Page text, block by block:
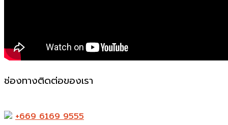
ช่องทางติดต่อของเรา
+669 6169 9555